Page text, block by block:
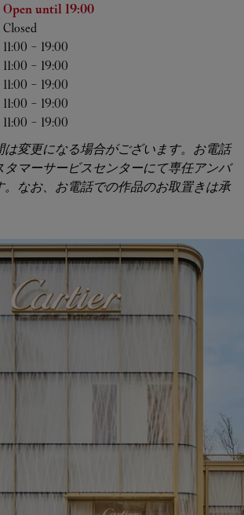
Open until 19:00
Closed
11:00 - 19:00
11:00 - 19:00
11:00 - 19:00
11:00 - 19:00
11:00 - 19:00
は変更になる場合がございます。お電話
タマーサービスセンターにて専任アンバ
。なお、お電話での作品のお取置きは承